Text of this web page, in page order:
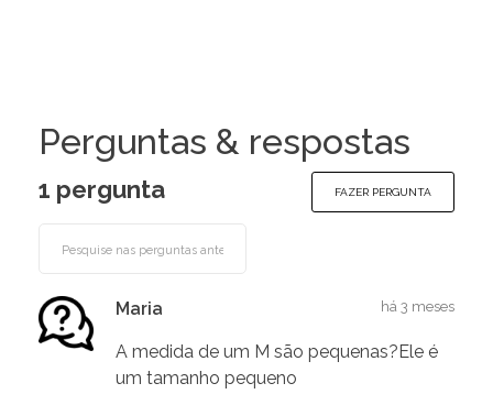
Perguntas & respostas
1 pergunta FAZER PERGUNTA
Maria há 3 meses
A medida de um M são pequenas?Ele é
um tamanho pequeno